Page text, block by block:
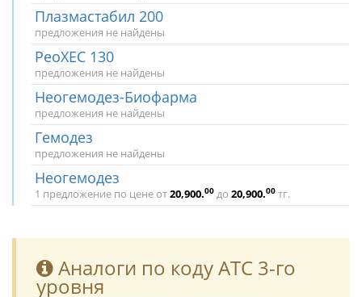
Плазмастабил 200
предложения не найдены
РеоХЕС 130
предложения не найдены
Неогемодез-Биофарма
предложения не найдены
Гемодез
предложения не найдены
Неогемодез
1 предложение по цене от20,900.00 до 20,900.00 тг.
Аналоги по коду ATC 3-го
уровня